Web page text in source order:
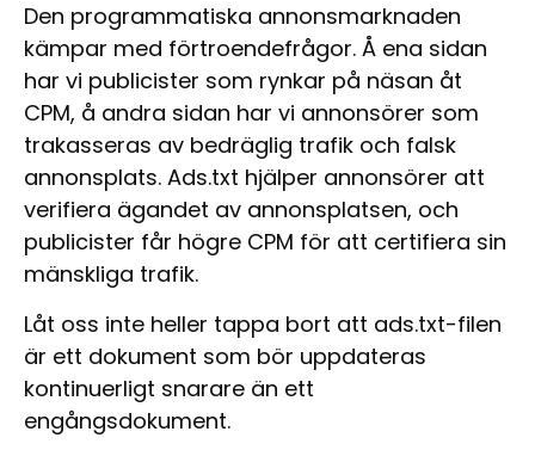
Den programmatiska annonsmarknaden
kämpar med förtroendefrågor. Å ena sidan
har vi publicister som rynkar på näsan åt
CPM, å andra sidan har vi annonsörer som
trakasseras av bedräglig trafik och falsk
annonsplats. Ads.txt hjälper annonsörer att
verifiera ägandet av annonsplatsen, och
publicister får högre CPM för att certifiera sin
mänskliga trafik.
Låt oss inte heller tappa bort att ads.txt-filen
är ett dokument som bör uppdateras
kontinuerligt snarare än ett
engångsdokument.